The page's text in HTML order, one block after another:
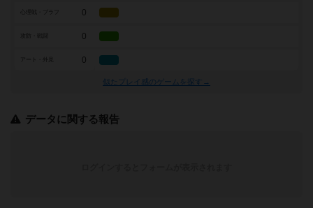
0
0
アート・外見 0
似たプレイ感のゲームを探す→
データに関する報告